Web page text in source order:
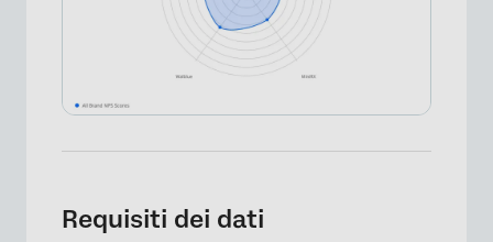
Requisiti dei dati